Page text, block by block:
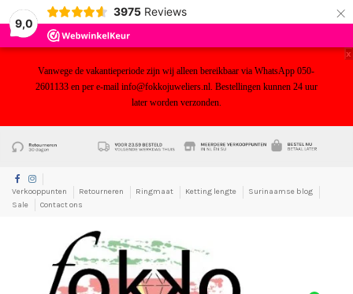
9,0
3975 Reviews ×
Vanwege de vakantieperiode zijn wij alleen bereikbaar via WhatsApp 050-
2601133 en per e-mail info@fokkojuweliers.nl. Bestellingen kunnen 24 uur
later worden verzonden.
x
Verkooppunten Retourneren Ringmaat Ketting lengte
Surinaamse blog
Sale
Contact ons